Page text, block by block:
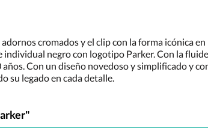
cromados y el clip con la forma icónica
negro con logotipo Parker. Con la
Con un diseño novedoso y simplificado y
su legado en cada detalle.